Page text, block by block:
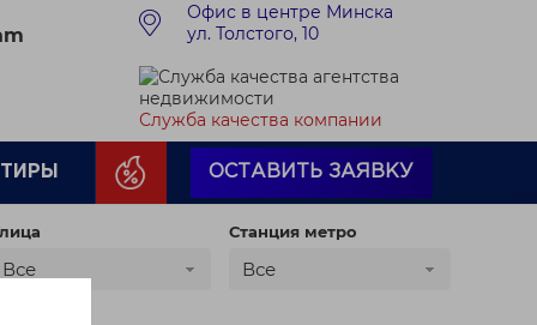
Офис в центре Минска
ул. Толстого, 10
Служба качества компании
ОСТАВИТЬ ЗАЯВКУ
Все
Станция метро
Все